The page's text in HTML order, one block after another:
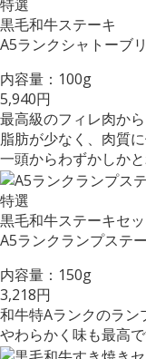
特選
黒毛和牛ステーキ
A5ランクシャトーブ
内容量：100g
5,940円
最高級のフィレ肉か
脂肪が少なく、肉質
一頭からわずかしか
特選
黒毛和牛ステーキセッ
A5ランクランプステ
内容量：150g
3,218円
和牛特Aランクのラン
やわらかく味も最高で